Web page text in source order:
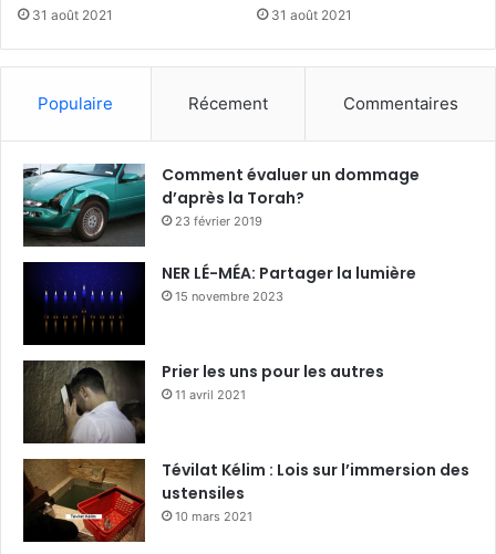
31 août 2021 31 août 2021
Populaire Récement Commentaires
Comment évaluer un dommage
d’après la Torah?
23 février 2019
NER LÉ-MÉA: Partager la lumière
15 novembre 2023
Prier les uns pour les autres
11 avril 2021
Tévilat Kélim : Lois sur l’immersion des
ustensiles
10 mars 2021